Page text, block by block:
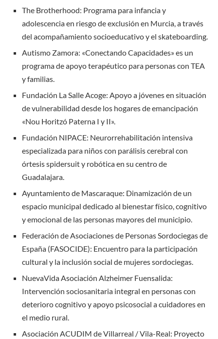
The Brotherhood: Programa para infancia y
adolescencia en riesgo de exclusión en Murcia, a través
del acompañamiento socioeducativo y el skateboarding.
Autismo Zamora: «Conectando Capacidades» es un
programa de apoyo terapéutico para personas con TEA
y familias.
Fundación La Salle Acoge: Apoyo a jóvenes en situación
de vulnerabilidad desde los hogares de emancipación
«Nou Horitzó Paterna I y II».
Fundación NIPACE: Neurorrehabilitación intensiva
especializada para niños con parálisis cerebral con
órtesis spidersuit y robótica en su centro de
Guadalajara.
Ayuntamiento de Mascaraque: Dinamización de un
espacio municipal dedicado al bienestar físico, cognitivo
y emocional de las personas mayores del municipio.
Federación de Asociaciones de Personas Sordociegas de
España (FASOCIDE): Encuentro para la participación
cultural y la inclusión social de mujeres sordociegas.
NuevaVida Asociación Alzheimer Fuensalida:
Intervención sociosanitaria integral en personas con
deterioro cognitivo y apoyo psicosocial a cuidadores en
el medio rural.
Asociación ACUDIM de Villarreal / Vila-Real: Proyecto